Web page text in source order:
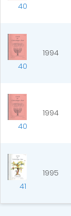
40
40
1994
40
1994
41
1995